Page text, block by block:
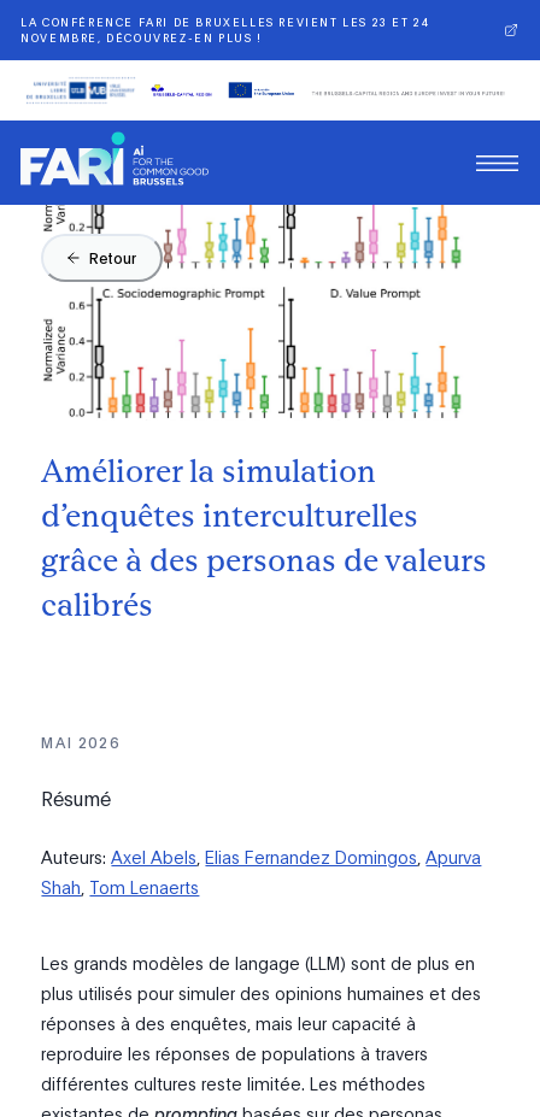
LA CONFÉRENCE FARI DE BRUXELLES REVIENT LES 23 ET 24
NOVEMBRE, DÉCOUVREZ-EN PLUS !
Retour
Améliorer la simulation
d’enquêtes interculturelles
grâce à des personas de valeurs
calibrés
MAI 2026
Résumé
Auteurs:Axel Abels,Elias Fernandez Domingos,Apurva
Shah, Tom Lenaerts
Les grands modèles de langage (LLM) sont de plus en
plus utilisés pour simuler des opinions humaines et des
réponses à des enquêtes, mais leur capacité à
reproduire les réponses de populations à travers
différentes cultures reste limitée. Les méthodes